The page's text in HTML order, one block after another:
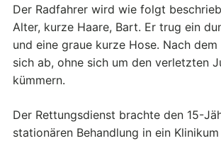
Der Radfahrer wird wie folgt
Alter, kurze Haare, Bart. Er trug ein
und eine graue kurze Hose. Nach
sich ab, ohne sich um den verletzten
kümmern.
Der Rettungsdienst brachte den 15-
stationären Behandlung in ein